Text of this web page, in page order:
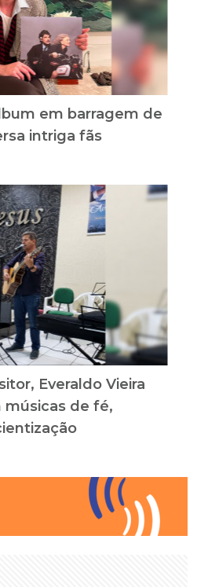
em barragem de
intriga fãs
Everaldo Vieira
músicas de fé,